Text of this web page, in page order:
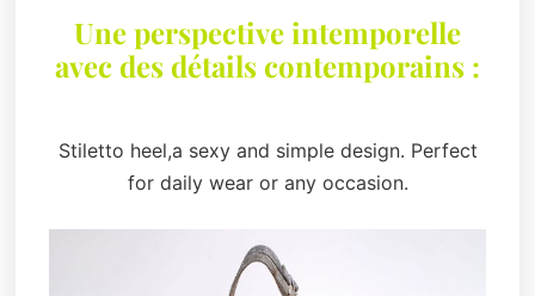
Une perspective intemporelle
avec des détails contemporains :
Stiletto heel,a sexy and simple design. Perfect
for daily wear or any occasion.